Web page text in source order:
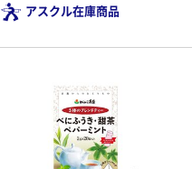
アスクル在庫商品